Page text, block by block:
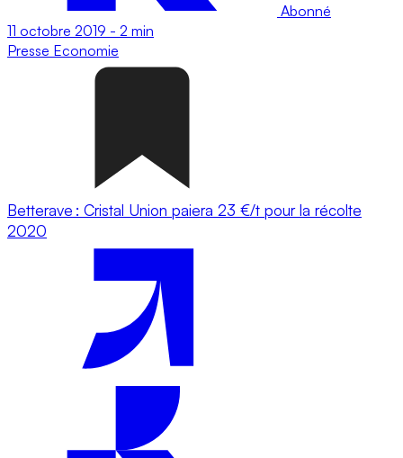
Abonné
11 octobre 2019 - 2 min
Presse Economie
Betterave : Cristal Union paiera 23 €/t pour la récolte
2020